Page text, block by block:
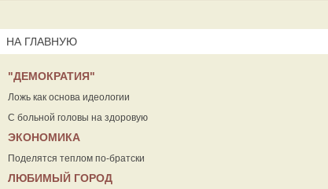
НА ГЛАВНУЮ
"ДЕМОКРАТИЯ"
Ложь как основа идеологии
С больной головы на здоровую
ЭКОНОМИКА
Поделятся теплом по-братски
ЛЮБИМЫЙ ГОРОД